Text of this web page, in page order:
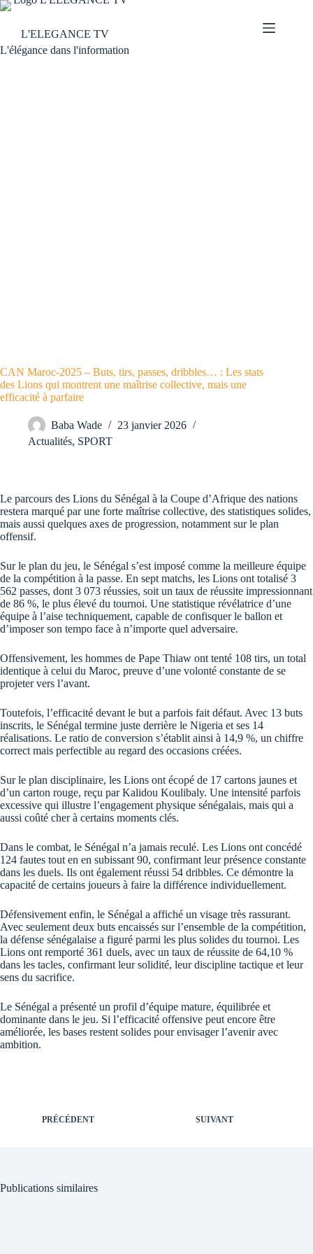
L'ELEGANCE TV
L'élégance dans l'information
CAN Maroc-2025 – Buts, tirs, passes, dribbles… : Les stats
des Lions qui montrent une maîtrise collective, mais une
efficacité à parfaire
Baba Wade
23 janvier 2026
Actualités, SPORT
Le parcours des Lions du Sénégal à la Coupe d’Afrique des nations
restera marqué par une forte maîtrise collective, des statistiques solides,
mais aussi quelques axes de progression, notamment sur le plan
offensif.
Sur le plan du jeu, le Sénégal s’est imposé comme la meilleure équipe
de la compétition à la passe. En sept matchs, les Lions ont totalisé 3
562 passes, dont 3 073 réussies, soit un taux de réussite impressionnant
de 86 %, le plus élevé du tournoi. Une statistique révélatrice d’une
équipe à l’aise techniquement, capable de confisquer le ballon et
d’imposer son tempo face à n’importe quel adversaire.
Offensivement, les hommes de Pape Thiaw ont tenté 108 tirs, un total
identique à celui du Maroc, preuve d’une volonté constante de se
projeter vers l’avant.
Toutefois, l’efficacité devant le but a parfois fait défaut. Avec 13 buts
inscrits, le Sénégal termine juste derrière le Nigeria et ses 14
réalisations. Le ratio de conversion s’établit ainsi à 14,9 %, un chiffre
correct mais perfectible au regard des occasions créées.
Sur le plan disciplinaire, les Lions ont écopé de 17 cartons jaunes et
d’un carton rouge, reçu par Kalidou Koulibaly. Une intensité parfois
excessive qui illustre l’engagement physique sénégalais, mais qui a
aussi coûté cher à certains moments clés.
Dans le combat, le Sénégal n’a jamais reculé. Les Lions ont concédé
124 fautes tout en en subissant 90, confirmant leur présence constante
dans les duels. Ils ont également réussi 54 dribbles. Ce démontre la
capacité de certains joueurs à faire la différence individuellement.
Défensivement enfin, le Sénégal a affiché un visage très rassurant.
Avec seulement deux buts encaissés sur l’ensemble de la compétition,
la défense sénégalaise a figuré parmi les plus solides du tournoi. Les
Lions ont remporté 361 duels, avec un taux de réussite de 64,10 %
dans les tacles, confirmant leur solidité, leur discipline tactique et leur
sens du sacrifice.
Le Sénégal a présenté un profil d’équipe mature, équilibrée et
dominante dans le jeu. Si l’efficacité offensive peut encore être
améliorée, les bases restent solides pour envisager l’avenir avec
ambition.
PRÉCÉDENT SUIVANT
Publications similaires